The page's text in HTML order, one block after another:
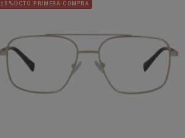
15%DCTO PRIMERA COMPRA